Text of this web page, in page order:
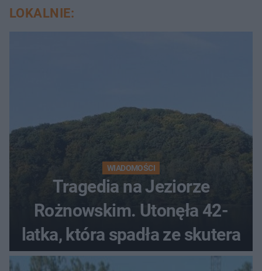
LOKALNIE:
WIADOMOŚCI
Tragedia na Jeziorze
Rożnowskim. Utonęła 42-
latka, która spadła ze skutera